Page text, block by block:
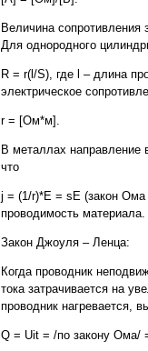
Величина сопротивления
Для однородного
R = r(l/S), где l – длина
электрическое
r = [Ом*м].
В металлах направление
что
j = (1/r)*E = sE (закон
проводимость материала.
Закон Джоуля – Ленца:
Когда проводник
тока затрачивается на
проводник нагревается,
Q = Uit = /по закону Ома/